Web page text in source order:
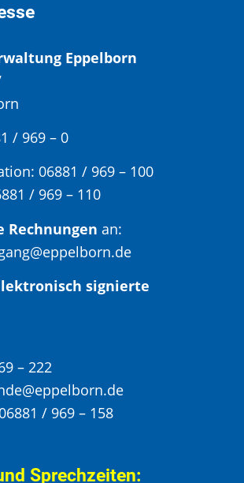
Eppelborn
/ 969 – 0
06881 / 969 – 100
/ 969 – 110
Rechnungen an:
signierte
– 222
/ 969 – 158
Sprechzeiten: